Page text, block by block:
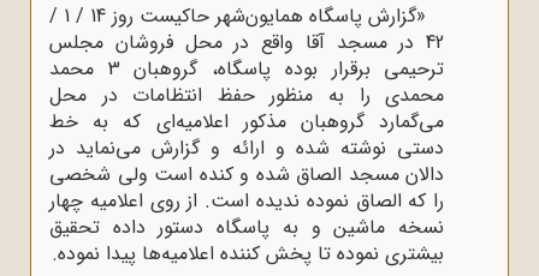
«گزارش پاسگاه همایون‌شهر حاکیست روز 14 / 1 /
42 در مسجد آقا واقع در محل فروشان مجلس
ترحیمی برقرار بوده پاسگاه، گروهبان 3 محمد
محمدی را به منظور حفظ انتظامات در محل
می‌گمارد گروهبان مذکور اعلامیه‌ای که به خط
دستی نوشته شده و ارائه و گزارش می‌نماید در
دالان مسجد الصاق شده و کنده است ولی شخصی
را که الصاق نموده ندیده است. از روی اعلامیه چهار
نسخه ماشین و به پاسگاه دستور داده تحقیق
بیشتری نموده تا پخش کننده اعلامیه‌ها پیدا نموده.